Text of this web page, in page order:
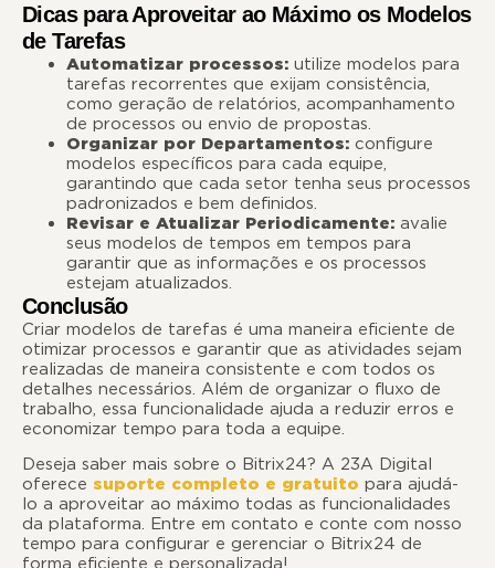
Dicas para Aproveitar ao Máximo os Modelos
de Tarefas
Automatizar processos: utilize modelos para
tarefas recorrentes que exijam consistência,
como geração de relatórios, acompanhamento
de processos ou envio de propostas.
Organizar por Departamentos: configure
modelos específicos para cada equipe,
garantindo que cada setor tenha seus processos
padronizados e bem definidos.
Revisar e Atualizar Periodicamente: avalie
seus modelos de tempos em tempos para
garantir que as informações e os processos
estejam atualizados.
Conclusão
Criar modelos de tarefas é uma maneira eficiente de
otimizar processos e garantir que as atividades sejam
realizadas de maneira consistente e com todos os
detalhes necessários. Além de organizar o fluxo de
trabalho, essa funcionalidade ajuda a reduzir erros e
economizar tempo para toda a equipe.
Deseja saber mais sobre o Bitrix24? A 23A Digital
oferece suporte completo e gratuito para ajudá-
lo a aproveitar ao máximo todas as funcionalidades
da plataforma. Entre em contato e conte com nosso
tempo para configurar e gerenciar o Bitrix24 de
forma eficiente e personalizada!